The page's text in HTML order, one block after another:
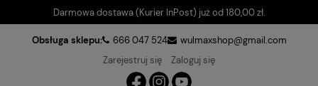
Darmowa dostawa (Kurier InPost) już od 180,00 zł.
Obsługa sklepu: 666 047 524
wulmaxshop@gmail.com
Zarejestruj się
Zaloguj się